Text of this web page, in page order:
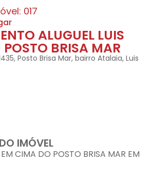
017
ALUGUEL LUIS
BRISA MAR
Posto Brisa Mar, bairro Atalaia, Luis
IMÓVEL
CIMA DO POSTO BRISA MAR EM